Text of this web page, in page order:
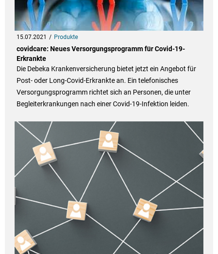
15.07.2021 Produkte
covidcare: Neues Versorgungsprogramm für Covid-19-
Erkrankte
Die Debeka Krankenversicherung bietet jetzt ein Angebot für
Post- oder Long-Covid-Erkrankte an. Ein telefonisches
Versorgungsprogramm richtet sich an Personen, die unter
Begleiterkrankungen nach einer Covid-19-Infektion leiden.